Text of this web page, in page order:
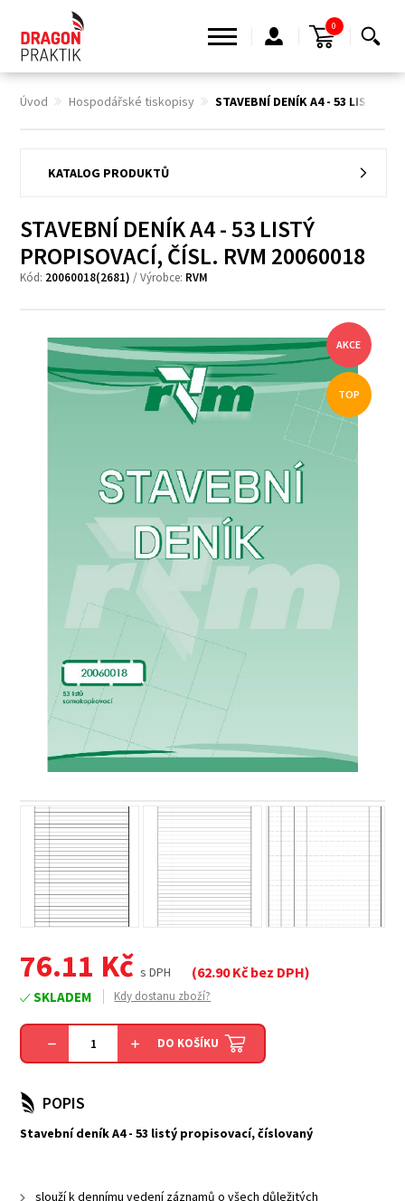
Úvod Hospodářské tiskopisy STAVEBNÍ DENÍK A4 - 53 LISTÝ
KATALOG PRODUKTŮ
STAVEBNÍ DENÍK A4 - 53 LISTÝ
PROPISOVACÍ, ČÍSL. RVM 20060018
Kód: 20060018(2681) / Výrobce: RVM
AKCE
TOP
76.11 Kčs DPH (62.90Kč bez DPH)
SKLADEM Kdy dostanu zboží?
DO KOŠÍKU
POPIS
Stavební deník A4 - 53 listý propisovací, číslovaný
slouží k dennímu vedení záznamů o všech důležitých
0